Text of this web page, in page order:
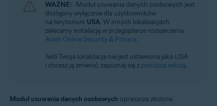
WAŻNE: Moduł usuwania danych osobowych jest
dostępny wyłącznie dla użytkowników
na terytorium USA. W innych lokalizacjach
zalecamy instalację w przeglądarce rozszerzenia
Avast Online Security & Privacy.
Jeśli Twoja lokalizacja nie jest ustawiona jako USA
i chcesz ją zmienić, zapoznaj się z poniższą sekcją.
Moduł usuwania danych osobowych upraszcza złożone